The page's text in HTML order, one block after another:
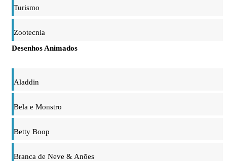
Turismo
Zootecnia
Desenhos Animados
Aladdin
Bela e Monstro
Betty Boop
Branca de Neve & Anões